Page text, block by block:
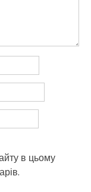
в цьому